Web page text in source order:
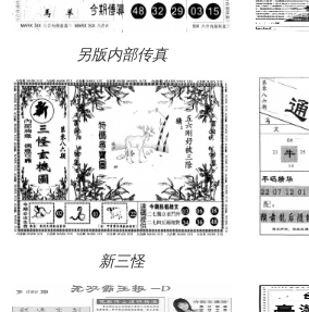
另版内部传真
新三怪